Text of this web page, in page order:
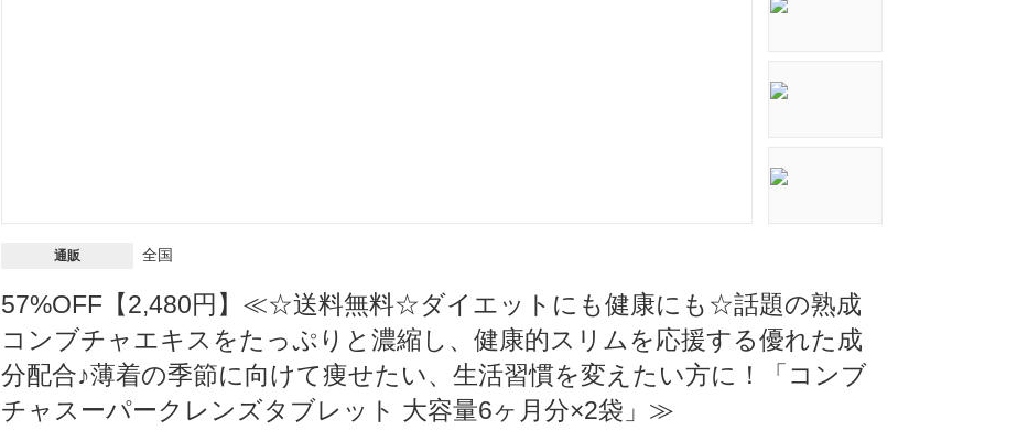
通販 全国
57%OFF【2,480円】≪☆送料無料☆ダイエットにも健康にも☆話題の熟成
コンブチャエキスをたっぷりと濃縮し、健康的スリムを応援する優れた成
分配合♪薄着の季節に向けて痩せたい、生活習慣を変えたい方に！「コンブ
チャスーパークレンズタブレット 大容量6ヶ月分×2袋」≫